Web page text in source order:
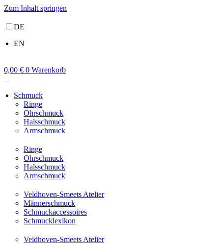
Zum Inhalt springen
DE
EN
0,00 € 0 Warenkorb
Schmuck
Ringe
Ohrschmuck
Halsschmuck
Armschmuck
Ringe
Ohrschmuck
Halsschmuck
Armschmuck
Veldhoven-Smeets Atelier
Männerschmuck
Schmuckaccessoires
Schmucklexikon
Veldhoven-Smeets Atelier